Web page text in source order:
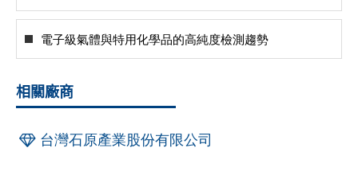
電子級氣體與特用化學品的高純度檢測趨勢
相關廠商
台灣石原產業股份有限公司